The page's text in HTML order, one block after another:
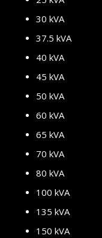
30 kVA
37.5 kVA
40 kVA
45 kVA
50 kVA
60 kVA
65 kVA
70 kVA
80 kVA
100 kVA
135 kVA
150 kVA